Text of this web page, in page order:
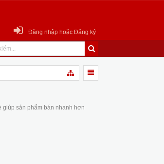
Đăng nhập hoặc Đăng ký
giúp sản phẩm bán nhanh hơn